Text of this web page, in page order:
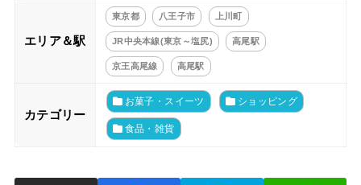
エリア＆駅
東京都 八王子市 上川町
JR中央本線(東京～塩尻) 高尾駅
京王高尾線 高尾駅
カテゴリー
お菓子・スイーツ ショッピング
食品・雑貨